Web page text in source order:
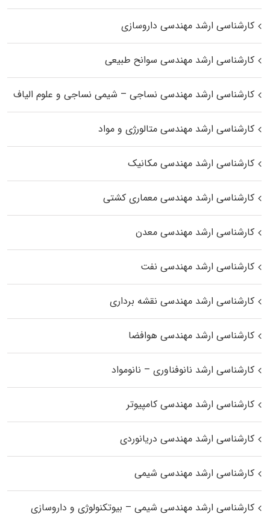
کارشناسی ارشد مهندسی داروسازی
کارشناسی ارشد مهندسی سوانح طبیعی
کارشناسی ارشد مهندسی نساجی – شیمی نساجی و علوم الیاف
کارشناسی ارشد مهندسی متالورژی و مواد
کارشناسی ارشد مهندسی مکانیک
کارشناسی ارشد مهندسی معماری کشتی
کارشناسی ارشد مهندسی معدن
کارشناسی ارشد مهندسی نفت
کارشناسی ارشد مهندسی نقشه برداری
کارشناسی ارشد مهندسی هوافضا
کارشناسی ارشد نانوفناوری – نانومواد
کارشناسی ارشد مهندسی کامپیوتر
کارشناسی ارشد مهندسی دریانوردی
کارشناسی ارشد مهندسی شیمی
کارشناسی ارشد مهندسی شیمی – بیوتکنولوژی و داروسازی